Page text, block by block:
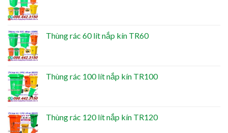
Thùng rác 60 lít nắp kín TR60
Thùng rác 100 lít nắp kín TR100
Thùng rác 120 lít nắp kín TR120